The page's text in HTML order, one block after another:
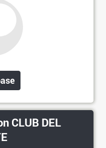
CLUB DEL